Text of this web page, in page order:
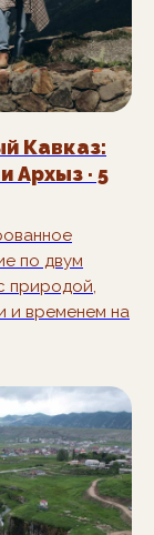
Кавказ:
Архыз · 5
по двум
природой,
и временем на